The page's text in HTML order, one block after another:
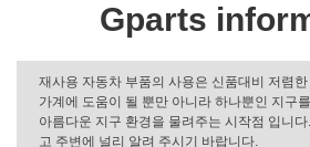
Gparts
재사용 자동차 부품의 사용은 신품대비 저렴
가계에 도움이 될 뿐만 아니라 하나뿐인 지구
아름다운 지구 환경을 물려주는 시작점 입니다
고 주변에 널리 알려 주시기 바랍니다.